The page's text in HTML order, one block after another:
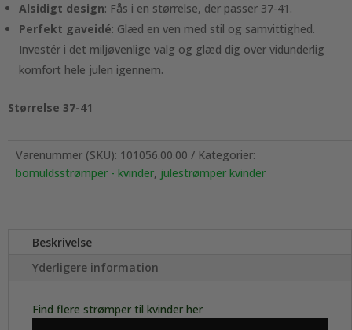
Alsidigt design: Fås i en størrelse, der passer 37-41.
Perfekt gaveidé: Glæd en ven med stil og samvittighed.
Investér i det miljøvenlige valg og glæd dig over vidunderlig
komfort hele julen igennem.
Størrelse 37-41
Varenummer (SKU): 101056.00.00
Kategorier:
bomuldsstrømper - kvinder, julestrømper kvinder
Beskrivelse
Yderligere information
Find flere strømper til kvinder her